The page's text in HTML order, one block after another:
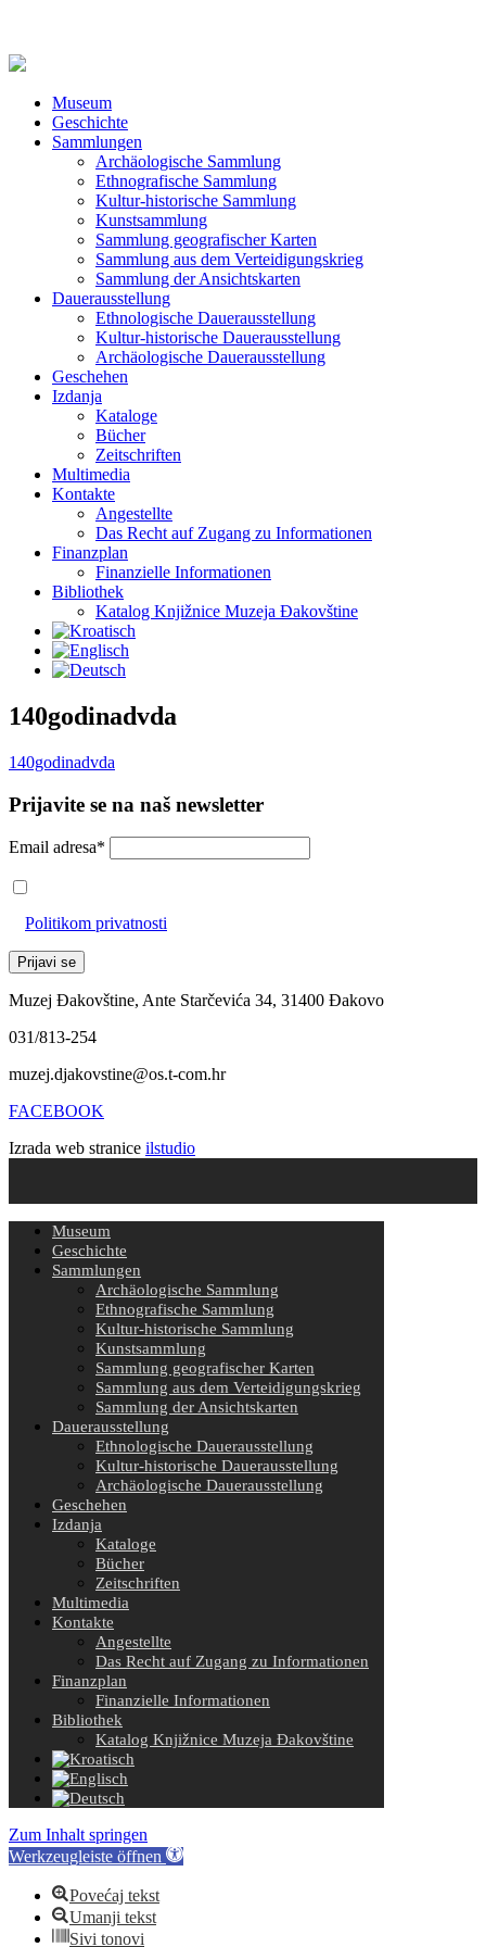
Museum
Geschichte
Sammlungen
Archäologische Sammlung
Ethnografische Sammlung
Kultur-historische Sammlung
Kunstsammlung
Sammlung geografischer Karten
Sammlung aus dem Verteidigungskrieg
Sammlung der Ansichtskarten
Dauerausstellung
Ethnologische Dauerausstellung
Kultur-historische Dauerausstellung
Archäologische Dauerausstellung
Geschehen
Izdanja
Kataloge
Bücher
Zeitschriften
Multimedia
Kontakte
Angestellte
Das Recht auf Zugang zu Informationen
Finanzplan
Finanzielle Informationen
Bibliothek
Katalog Knjižnice Muzeja Đakovštine
140godinadvda
140godinadvda
Prijavite se na naš newsletter
Email adresa*
Politikom privatnosti
Muzej Đakovštine, Ante Starčevića 34, 31400 Đakovo
031/813-254
muzej.djakovstine@os.t-com.hr
FACEBOOK
Izrada web stranice ilstudio
Museum
Geschichte
Sammlungen
Archäologische Sammlung
Ethnografische Sammlung
Kultur-historische Sammlung
Kunstsammlung
Sammlung geografischer Karten
Sammlung aus dem Verteidigungskrieg
Sammlung der Ansichtskarten
Dauerausstellung
Ethnologische Dauerausstellung
Kultur-historische Dauerausstellung
Archäologische Dauerausstellung
Geschehen
Izdanja
Kataloge
Bücher
Zeitschriften
Multimedia
Kontakte
Angestellte
Das Recht auf Zugang zu Informationen
Finanzplan
Finanzielle Informationen
Bibliothek
Katalog Knjižnice Muzeja Đakovštine
Zum Inhalt springen
Werkzeugleiste öffnen
Povećaj tekst
Umanji tekst
Sivi tonovi